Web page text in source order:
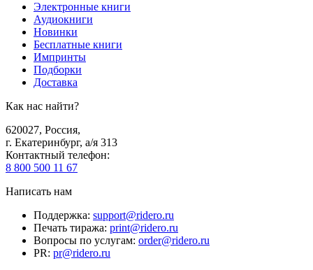
Электронные книги
Аудиокниги
Новинки
Бесплатные книги
Импринты
Подборки
Доставка
Как нас найти?
620027, Россия,
г. Екатеринбург, а/я 313
Контактный телефон:
8 800 500 11 67
Написать нам
Поддержка: support@ridero.ru
Печать тиража: print@ridero.ru
Вопросы по услугам: order@ridero.ru
PR: pr@ridero.ru